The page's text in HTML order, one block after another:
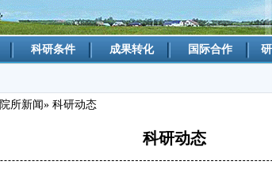
科研条件 成果转化 国际合作
院所新闻» 科研动态
科研动态